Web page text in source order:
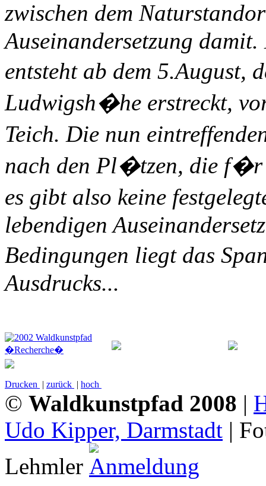
zwischen dem
Auseinandersetzung
entsteht ab dem
Ludwigsh�he erstreckt,
Teich. Die nun
nach den Pl�tzen, die f�r
es gibt also keine
lebendigen
Bedingungen liegt das
Ausdrucks...
Drucken | zurück | hoch
© Waldkunstpfad 2008 |
Udo Kipper, Darmstadt |
Lehmler